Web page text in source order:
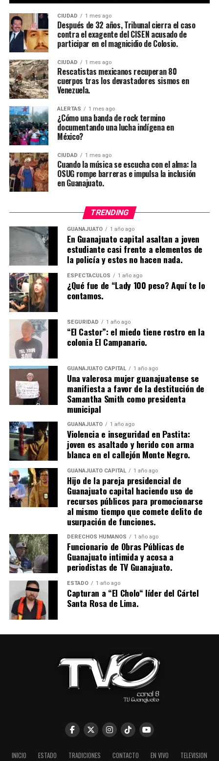
CIUDAD 1 mes ago
Después de 32 años, Tribunal cierra el caso
contra el exagente del CISEN acusado de
participar en el magnicidio de Colosio.
CIUDAD 1 mes ago
Rescatistas mexicanos recuperan 80
cuerpos tras los devastadores sismos en
Venezuela.
ALERTAS 1 mes ago
¿Cómo una banda de rock termino
documentando una lucha indígena en
México?
CIUDAD 1 mes ago
Cuando la música se escucha con el alma: la
OSUG rompe barreras e impulsa la inclusión
en Guanajuato.
TRENDING
GUANAJUATO 1 año ago
En Guanajuato capital asaltan a joven
estudiante casi frente a elementos de
la policía y estos no hacen nada.
ESPECTÁCULOS 1 año ago
¿Qué fue de “Lady 100 peso? Aquí te lo
contamos.
SEGURIDAD 1 año ago
“El Castor”: el miedo tiene rostro en la
colonia El Campanario.
GUANAJUATO CAPITAL 1 año ago
Una valerosa mujer guanajuatense se
manifiesta a favor de la destitución de
Samantha Smith como presidenta
municipal
GUANAJUATO 1 año ago
Violencia e inseguridad en Pastita:
joven es asaltado y herido con arma
blanca en el callejón Monte Negro.
GUANAJUATO CAPITAL 1 año ago
Hijo de la pareja presidencial de
Guanajuato capital haciendo uso de
recursos públicos para promocionarse
al mismo tiempo que comete delito de
usurpación de funciones.
DERECHOS HUMANOS 1 año ago
Funcionario de Obras Públicas de
Guanajuato intimida y acosa a
periodistas de TV Guanajuato.
ESTADO 1 año ago
Capturan a “El Cholo“ líder del Cártel
Santa Rosa de Lima.
INICIO ESTADO TRADICIONES CONTACTO EN VIVO TELEVISION